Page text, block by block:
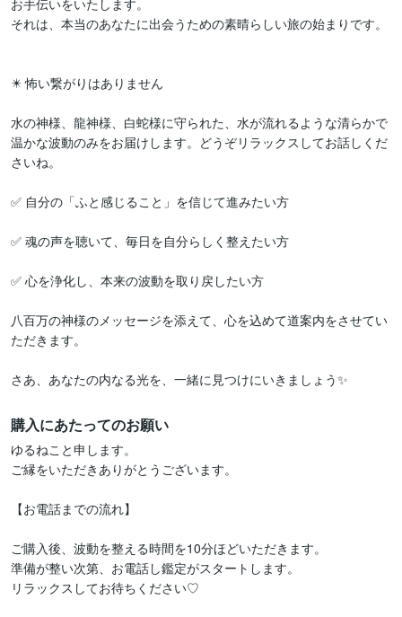
お手伝いをいたします。
それは、本当のあなたに出会うための素晴らしい旅の始まりです。
​✴️ 怖い繋がりはありません
水の神様、龍神様、白蛇様に守られた、水が流れるような清らかで
温かな波動のみをお届けします。どうぞリラックスしてお話しくだ
さいね。
​✅ 自分の「ふと感じること」を信じて進みたい方
✅ 魂の声を聴いて、毎日を自分らしく整えたい方
✅ 心を浄化し、本来の波動を取り戻したい方
​八百万の神様のメッセージを添えて、心を込めて道案内をさせてい
ただきます。
さあ、あなたの内なる光を、一緒に見つけにいきましょう✨
購入にあたってのお願い
ゆるねこと申します。
ご縁をいただきありがとうございます。
【お電話までの流れ】
​ご購入後、波動を整える時間を10分ほどいただきます。
​準備が整い次第、お電話し鑑定がスタートします。
リラックスしてお待ちください♡